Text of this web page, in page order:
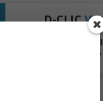
D-CLIC
Parcours